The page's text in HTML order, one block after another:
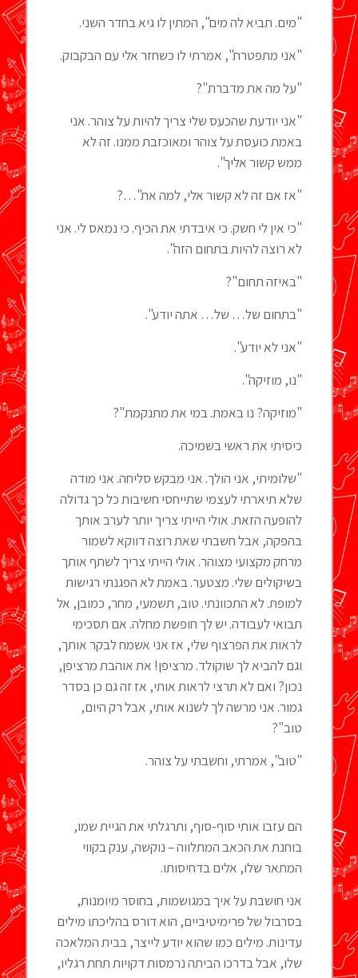
"מים. תביא לה מים", המתין לו גיא בחדר השני.
"אני מתפטרת", אמרתי לו כשחזר אלי עם הבקבוק.
"על מה את מדברת"?
"אני יודעת שהכעס שלי צריך להיות על צוהר. אני
באמת כועסת על צוהר ומאוכזבת ממנו. זה לא
ממש קשור אליך".
"אז אם זה לא קשור אלי, למה את"…?
"כי אין לי חשק. כי איבדתי את הכיף. כי נמאס לי. אני
לא רוצה להיות בתחום הזה".
"באיזה תחום"?
"בתחום של… של… אתה יודע".
"אני לא יודע".
"נו, מוזיקה".
"מוזיקה? נו באמת. במי את מתנקמת"?
כיסיתי את ראשי בשמיכה.
"שלומיתי, אני הולך. אני מבקש סליחה. אני מודה
שלא תיארתי לעצמי שתייחסי חשיבות כל כך גדולה
להופעה הזאת. אולי הייתי צריך יותר לערב אותך
בהפקה, אבל חשבתי שאת רוצה דווקא לשמור
מרחק מקצועי מצוהר. אולי הייתי צריך לשתף אותך
בשיקולים שלי. מצטער. באמת לא הפגנתי רגישות
למופת. לא התכוונתי. טוב, תשמעי, מחר, כמובן, אל
תבואי לעבודה. יש לך חופשת מחלה. אם תסכימי
לראות את הפרצוף שלי, אז אני אשמח לבקר אותך,
וגם להביא לך שוקולד. מרציפן! את אוהבת מרציפן,
נכון? ואם לא תרצי לראות אותי, אז זה גם כן בסדר
גמור. אני מרשה לך לשנוא אותי, אבל רק היום,
טוב"?
"טוב", אמרתי, וחשבתי על צוהר.
הם עזבו אותי סוף-סוף, ותרגלתי את הגיית שמו,
בוחנת את הכאב המתלווה – נוקשה, ענק בקווי
המתאר שלו, אלים בדחיסותו.
אני חושבת על איך במגושמות, בחוסר מיומנות,
בסרבול של פרימיטיביים, הוא דורס בהליכתו מילים
עדינות. מילים כמו שהוא יודע לייצר, בבית המלאכה
שלו, אבל בדרכו הביתה נרמסות דקויות תחת רגליו,